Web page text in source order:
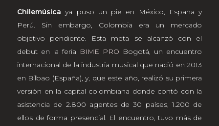
Chilemúsica ya puso un pie en México, España y
Perú. Sin embargo, Colombia era un mercado
objetivo pendiente. Esta meta se alcanzó con el
debut en la feria BIME PRO Bogotá, un encuentro
internacional de la industria musical que nació en 2013
en Bilbao (España), y, que este año, realizó su primera
versión en la capital colombiana donde contó con la
asistencia de 2.800 agentes de 30 países, 1.200 de
ellos de forma presencial. El encuentro, tuvo más de